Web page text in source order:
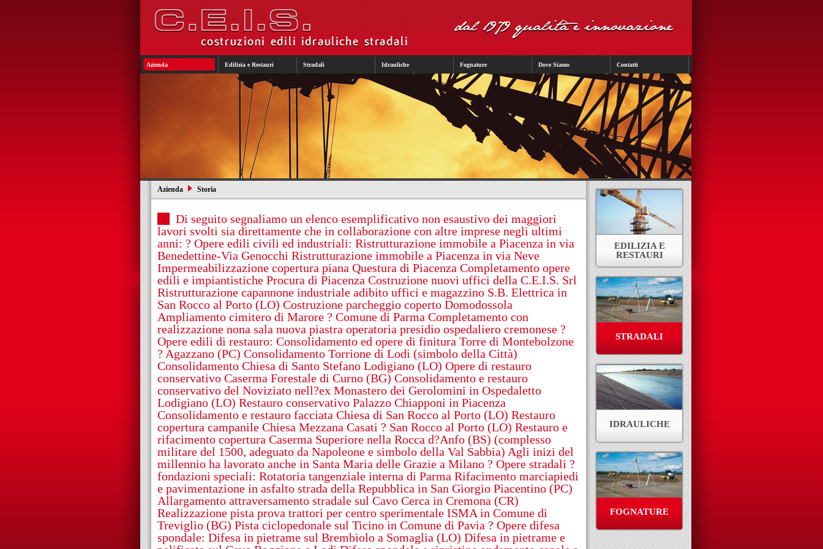
Azienda Edilizia e Restauri Stradali Idrauliche Fognature Dove Siamo Contatti
Azienda Storia
Di seguito segnaliamo un elenco esemplificativo non esaustivo dei maggiori
lavori svolti sia direttamente che in collaborazione con altre imprese negli ultimi
anni: ? Opere edili civili ed industriali: Ristrutturazione immobile a Piacenza in via
Benedettine-Via Genocchi Ristrutturazione immobile a Piacenza in via Neve
Impermeabilizzazione copertura piana Questura di Piacenza Completamento opere
edili e impiantistiche Procura di Piacenza Costruzione nuovi uffici della C.E.I.S. Srl
Ristrutturazione capannone industriale adibito uffici e magazzino S.B. Elettrica in
San Rocco al Porto (LO) Costruzione parcheggio coperto Domodossola
Ampliamento cimitero di Marore ? Comune di Parma Completamento con
realizzazione nona sala nuova piastra operatoria presidio ospedaliero cremonese ?
Opere edili di restauro: Consolidamento ed opere di finitura Torre di Montebolzone
? Agazzano (PC) Consolidamento Torrione di Lodi (simbolo della Città)
Consolidamento Chiesa di Santo Stefano Lodigiano (LO) Opere di restauro
conservativo Caserma Forestale di Curno (BG) Consolidamento e restauro
conservativo del Noviziato nell?ex Monastero dei Gerolomini in Ospedaletto
Lodigiano (LO) Restauro conservativo Palazzo Chiapponi in Piacenza
Consolidamento e restauro facciata Chiesa di San Rocco al Porto (LO) Restauro
copertura campanile Chiesa Mezzana Casati ? San Rocco al Porto (LO) Restauro e
rifacimento copertura Caserma Superiore nella Rocca d?Anfo (BS) (complesso
militare del 1500, adeguato da Napoleone e simbolo della Val Sabbia) Agli inizi del
millennio ha lavorato anche in Santa Maria delle Grazie a Milano ? Opere stradali ?
fondazioni speciali: Rotatoria tangenziale interna di Parma Rifacimento marciapiedi
e pavimentazione in asfalto strada della Repubblica in San Giorgio Piacentino (PC)
Allargamento attraversamento stradale sul Cavo Cerca in Cremona (CR)
Realizzazione pista prova trattori per centro sperimentale ISMA in Comune di
Treviglio (BG) Pista ciclopedonale sul Ticino in Comune di Pavia ? Opere difesa
spondale: Difesa in pietrame sul Brembiolo a Somaglia (LO) Difesa in pietrame e
EDILIZIA E
RESTAURI
STRADALI
IDRAULICHE
FOGNATURE